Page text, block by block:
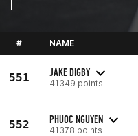
# NAME
551 JAKE DIGBY
41349 points
552 PHUOC NGUYEN
41378 points